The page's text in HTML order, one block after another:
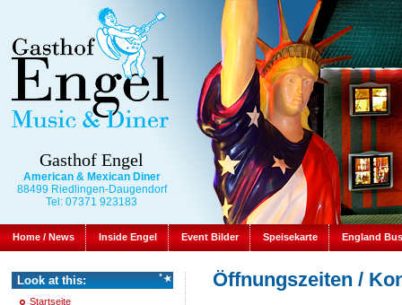
Gasthof Engel
American & Mexican Diner
88499 Riedlingen-Daugendorf
Tel: 07371 923183
Home / News Inside Engel Event Bilder Speisekarte England Bus
Look at this:
Startseite
Öffnungszeiten /